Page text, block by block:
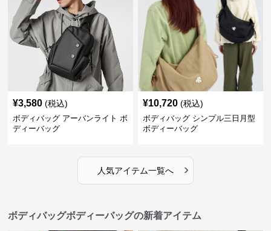
¥3,580 (税込)
ボディバッグ アーバンライト ボ
ディーバッグ
¥10,720 (税込)
ボディバッグ シンプル三日月型
ボディーバッグ
人気アイテム一覧へ ›
ボディバッグボディーバッグの新着アイテム